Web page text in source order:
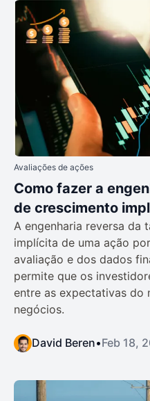
Avaliações de ações
Como fazer a
de crescimento
A engenharia reversa da
implícita de uma ação
avaliação e dos dados
permite que os
entre as expectativas do
negócios.
David Beren•Feb 18,